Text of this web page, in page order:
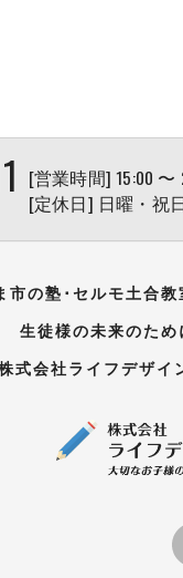
[営業時間] 15:00 〜
[定休日] 日曜・祝
市の塾･セルモ土合
生徒様の未来のため
式会社ライフデザイ